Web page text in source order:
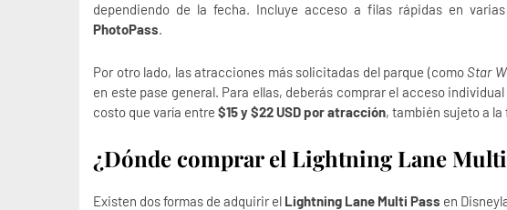
dependiendo de la fecha. Incluye acceso a filas rápidas en
PhotoPass.
Por otro lado, las atracciones más solicitadas del parque (comoStar
en este pase general. Para ellas, deberás comprar el acceso
costo que varía entre $15 y $22 USD por atracción, también sujeto a la
¿Dónde comprar el Lightning Lane Multi
Existen dos formas de adquirir el Lightning Lane Multi Pass en